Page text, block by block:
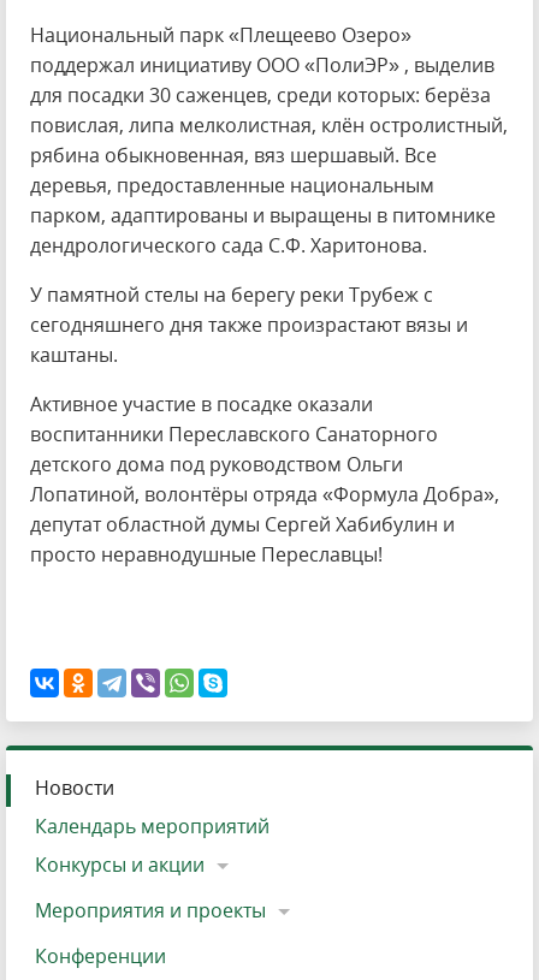
Национальный парк «Плещеево Озеро»
поддержал инициативу ООО «ПолиЭР» , выделив
для посадки 30 саженцев, среди которых: берёза
повислая, липа мелколистная, клён остролистный,
рябина обыкновенная, вяз шершавый. Все
деревья, предоставленные национальным
парком, адаптированы и выращены в питомнике
дендрологического сада С.Ф. Харитонова.
У памятной стелы на берегу реки Трубеж с
сегодняшнего дня также произрастают вязы и
каштаны.
Активное участие в посадке оказали
воспитанники Переславского Санаторного
детского дома под руководством Ольги
Лопатиной, волонтёры отряда «Формула Добра»,
депутат областной думы Сергей Хабибулин и
просто неравнодушные Переславцы!
Новости
Календарь мероприятий
Конкурсы и акции
Мероприятия и проекты
Конференции